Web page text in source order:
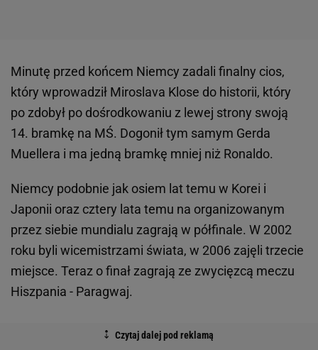
Minutę przed końcem Niemcy zadali finalny cios,
który wprowadził Miroslava Klose do historii, który
po zdobył po dośrodkowaniu z lewej strony swoją
14. bramkę na MŚ. Dogonił tym samym Gerda
Muellera i ma jedną bramkę mniej niż Ronaldo.
Niemcy podobnie jak osiem lat temu w Korei i
Japonii oraz cztery lata temu na organizowanym
przez siebie mundialu zagrają w półfinale. W 2002
roku byli wicemistrzami świata, w 2006 zajęli trzecie
miejsce. Teraz o finał zagrają ze zwycięzcą meczu
Hiszpania - Paragwaj.